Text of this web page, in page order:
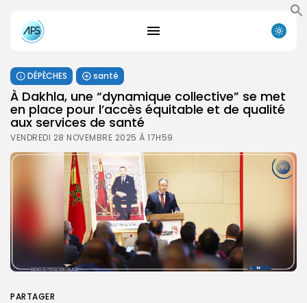
DÉPÊCHES santé
À Dakhla, une “dynamique collective” se met
en place pour l’accès équitable et de qualité
aux services de santé
VENDREDI 28 NOVEMBRE 2025 À 17H59
PARTAGER